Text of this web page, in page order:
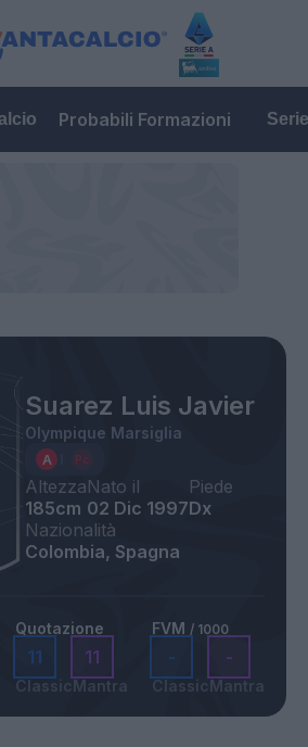
Probabili Formazioni
Suarez Luis Javier
Olympique Marsiglia
Altezza
185cm
Nato il
02 Dic 1997
Piede
Dx
Nazionalità
Colombia, Spagna
Quotazione
11
Classic
11
Mantra
FVM / 1000
-
Classic
-
Mantra